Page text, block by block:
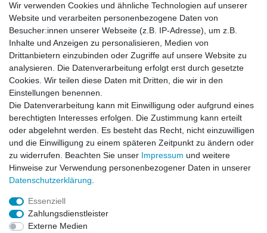
Zahlung und Versand
Daten­schutz­erklärung
Barrierefreiheitserklärung Widerrufs­recht
Vertrag widerrufen
© Copyright 2026 | Alle Rechte vorbehalten.
Wir verwenden Cookies und ähnliche Technologien auf unserer
Website und verarbeiten personenbezogene Daten von
Besucher:innen unserer Webseite (z.B. IP-Adresse), um z.B.
Inhalte und Anzeigen zu personalisieren, Medien von
Drittanbietern einzubinden oder Zugriffe auf unsere Website zu
analysieren. Die Datenverarbeitung erfolgt erst durch gesetzte
Cookies. Wir teilen diese Daten mit Dritten, die wir in den
Einstellungen benennen.
Die Datenverarbeitung kann mit Einwilligung oder aufgrund eines
berechtigten Interesses erfolgen. Die Zustimmung kann erteilt
oder abgelehnt werden. Es besteht das Recht, nicht einzuwilligen
und die Einwilligung zu einem späteren Zeitpunkt zu ändern oder
zu widerrufen. Beachten Sie unser Impressum und weitere
Hinweise zur Verwendung personenbezogener Daten in unserer
Daten­schutz­erklärung
Essenziell
Zahlungsdienstleister
Externe Medien